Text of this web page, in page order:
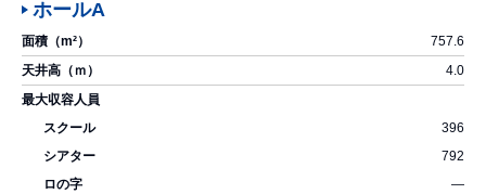
ホールA
757.6
4.0
396
792
―